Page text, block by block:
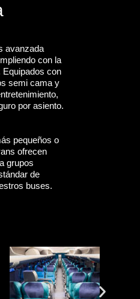
avanzada
con la
Equipados con
semi cama y
por asiento.
pequeños o
ofrecen
grupos
de
buses.